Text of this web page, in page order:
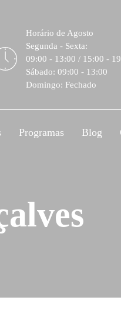
Horário de Agosto
Segunda - Sexta:
09:00 - 13:00 / 15:00 -
Sábado: 09:00 - 13:00
Domingo: Fechado
Programas Blog